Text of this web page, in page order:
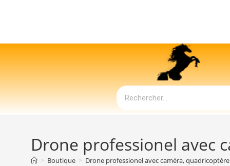
Drone professionel avec
> Boutique > Drone professionel avec caméra,